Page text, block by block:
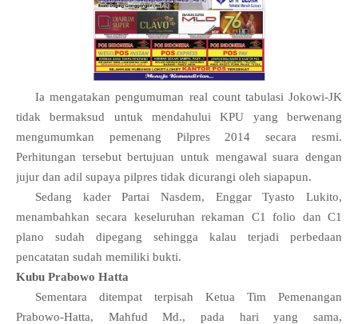
Ia mengatakan pengumuman real count tabulasi Jokowi-JK
tidak bermaksud untuk mendahului KPU yang berwenang
mengumumkan pemenang Pilpres 2014 secara resmi.
Perhitungan tersebut bertujuan untuk mengawal suara dengan
jujur dan adil supaya pilpres tidak dicurangi oleh siapapun.
Sedang kader Partai Nasdem, Enggar Tyasto Lukito,
menambahkan secara keseluruhan rekaman C1 folio dan C1
plano sudah dipegang sehingga kalau terjadi perbedaan
pencatatan sudah memiliki bukti.
Kubu Prabowo Hatta
Sementara ditempat terpisah Ketua Tim Pemenangan
Prabowo-Hatta, Mahfud Md., pada hari yang sama,